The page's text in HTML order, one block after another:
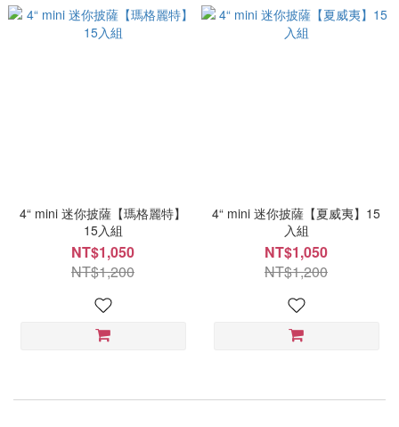
4“ mini 迷你披薩【瑪格麗特】
15入組
NT$1,050
NT$1,200
4“ mini 迷你披薩【夏威夷】15
入組
NT$1,050
NT$1,200